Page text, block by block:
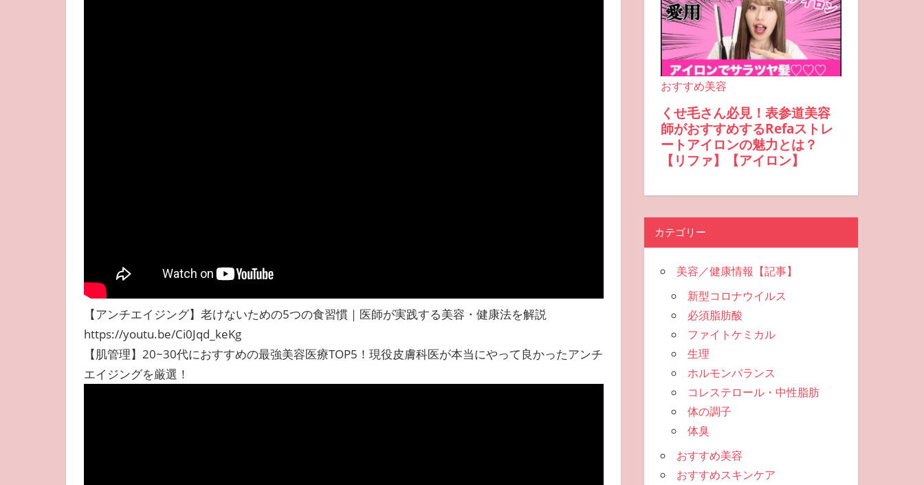
【アンチエイジング】老けないための5つの食習慣｜医師が実践する美容・健康法を解説
https://youtu.be/Ci0Jqd_keKg
【肌管理】20~30代におすすめの最強美容医療TOP5！現役皮膚科医が本当にやって良かったアンチ
エイジングを厳選！
カテゴリー
美容／健康情報【記事】
新型コロナウイルス
必須脂肪酸
ファイトケミカル
生理
ホルモンバランス
コレステロール・中性脂肪
体の調子
体臭
おすすめ美容
おすすめスキンケア